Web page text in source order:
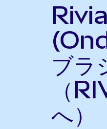
ブラ
（
へ）